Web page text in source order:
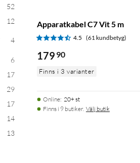
52
12
4
6
17
29
17
14
13
Apparatkabel C7 Vit 5 m
4.5 (61 kundbetyg)
179 90
Finns i 3 varianter
Online: 20+ st
Finns i 9 butiker. Välj butik